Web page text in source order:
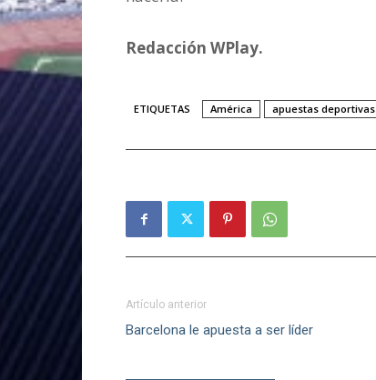
Redacción WPlay.
ETIQUETAS América apuestas deportivas
Artículo anterior
Barcelona le apuesta a ser líder